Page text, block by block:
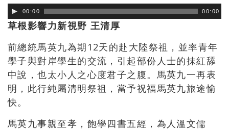
00:00 00:00
草根影響力新視野 王清厚
前總統馬英九為期12天的赴大陸祭祖，並率青年
學子與對岸學生的交流，引起部份人士的抹紅舔
中說，也太小人之心度君子之腹。馬英九一再表
明，此行純屬清明祭祖，當予祝福馬英九旅途愉
快。
馬英九事親至孝，飽學四書五經，為人溫文儒